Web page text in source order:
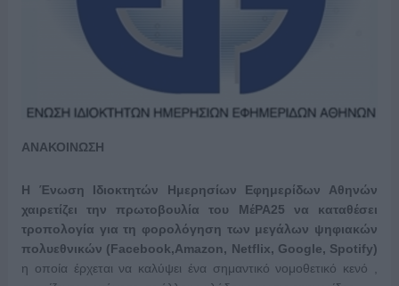
ΑΝΑΚΟΙΝΩΣΗ
Η Ένωση Ιδιοκτητών Ημερησίων Εφημερίδων Αθηνών
χαιρετίζει την πρωτοβουλία του ΜέΡΑ25 να καταθέσει
τροπολογία για τη φορολόγηση των μεγάλων ψηφιακών
πολυεθνικών (Facebook,Amazon, Netflix, Google, Spotify)
η οποία έρχεται να καλύψει ένα σημαντικό νομοθετικό κενό ,